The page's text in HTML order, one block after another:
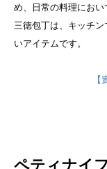
め、日常の料理におい
三徳包丁は、キッチ
いアイテムです。
ペティナイ